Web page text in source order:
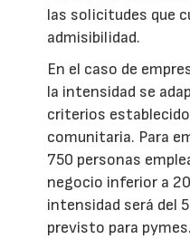
las solicitudes que
admisibilidad.
En el caso de
la intensidad se
criterios
comunitaria. Para
750 personas
negocio inferior a
intensidad será del
previsto para